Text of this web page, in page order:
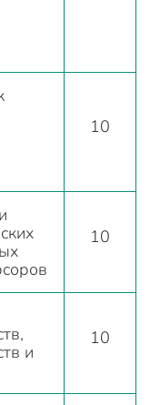
10
10
и
10